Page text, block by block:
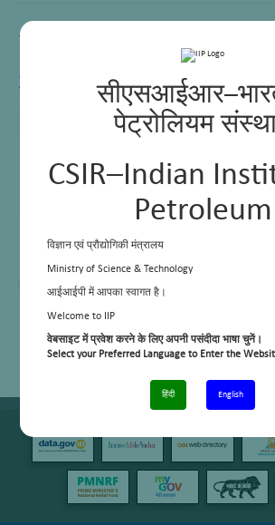
पेट्रोलियम
CSIR–Indian
Petroleum
विज्ञान एवं प्रौद्योगिकी मंत्रालय
Ministry of Science & Technology
आईआईपी में आपका स्वागत है।
Welcome to IIP
वेबसाइट में प्रवेश करने के लिए अपनी पसंदीदा भाषा चुनें।
Select your Preferred Language to Enter the
हिंदी English
.scientist-detail table tr td.edu-data {width:130px;}
Senoir Scientist